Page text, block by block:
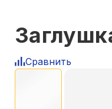
Сравнить